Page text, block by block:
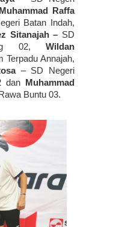
Muhammad Raffa
Sitanajah – SD
02, Wildan
– SD Negeri
dan
Muhammad
Buntu 03.